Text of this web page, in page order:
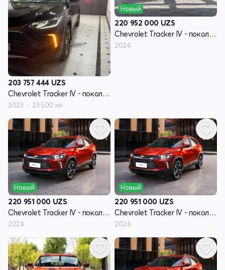
203 757 444 UZS
Chevrolet Tracker IV - поколение
2023 23 500 км
Новый
220 952 000 UZS
Chevrolet Tracker IV - поколение
2024
Новый
220 951 000 UZS
Chevrolet Tracker IV - поколение
2024
Новый
220 951 000 UZS
Chevrolet Tracker IV - поколение
2024